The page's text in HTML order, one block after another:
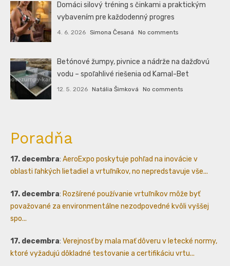
Domáci silový tréning s činkami a praktickým
vybavením pre každodenný progres
4. 6. 2026 Simona Česaná No comments
Betónové žumpy, pivnice a nádrže na dažďovú
vodu – spoľahlivé riešenia od Kamal-Bet
12. 5. 2026 Natália Šimková No comments
Poradňa
17. decembra: AeroExpo poskytuje pohľad na inovácie v
oblasti ľahkých lietadiel a vrtuľníkov, no nepredstavuje vše...
17. decembra: Rozšírené používanie vrtuľníkov môže byť
považované za environmentálne nezodpovedné kvôli vyššej
spo...
17. decembra: Verejnosť by mala mať dôveru v letecké normy,
ktoré vyžadujú dôkladné testovanie a certifikáciu vrtu...